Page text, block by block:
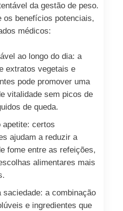
da gestão de peso.
os benefícios potenciais,
médicos:
ao longo do dia: a
extratos vegetais e
pode promover uma
vitalidade sem picos de
de queda.
apetite: certos
ajudam a reduzir a
fome entre as refeições,
alimentares mais
saciedade: a combinação
e ingredientes que